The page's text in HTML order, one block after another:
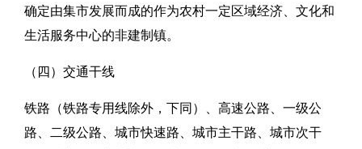
确定由集市发展而成的作为农村一定区域经济、文化和
生活服务中心的非建制镇。
（四）交通干线
铁路（铁路专用线除外，下同）、高速公路、一级公
路、二级公路、城市快速路、城市主干路、城市次干